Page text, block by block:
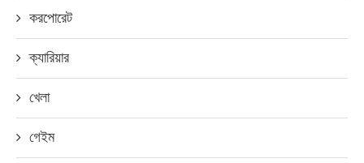
করপোরেট
ক্যারিয়ার
খেলা
গেইম